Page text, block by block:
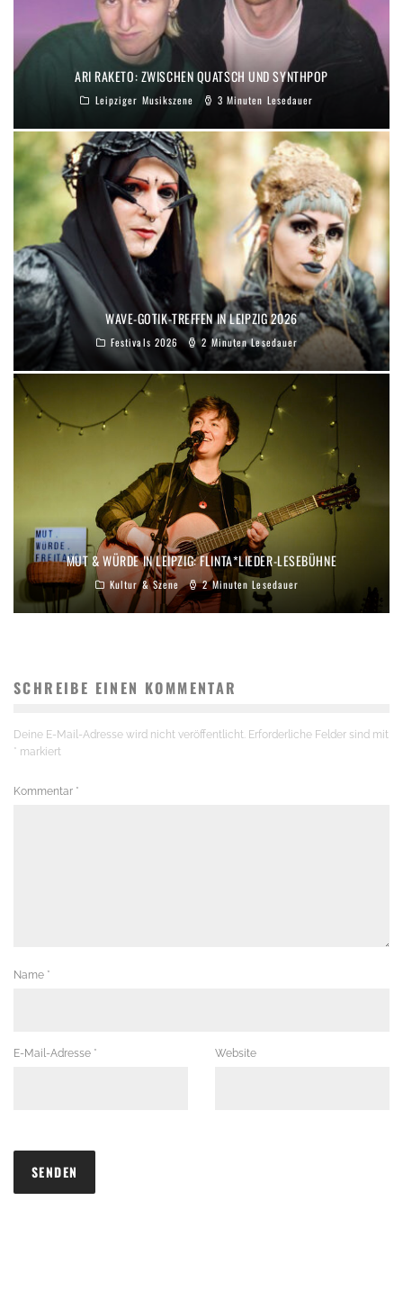
ARI RAKETO: ZWISCHEN QUATSCH UND SYNTHPOP
Leipziger Musikszene 3 Minuten Lesedauer
WAVE-GOTIK-TREFFEN IN LEIPZIG 2026
Festivals 2026 2 Minuten Lesedauer
MUT & WÜRDE IN LEIPZIG: FLINTA*LIEDER-LESEBÜHNE
Kultur & Szene 2 Minuten Lesedauer
SCHREIBE EINEN KOMMENTAR
Deine E-Mail-Adresse wird nicht veröffentlicht. Erforderliche Felder sind mit
* markiert
Kommentar *
Name *
E-Mail-Adresse * Website